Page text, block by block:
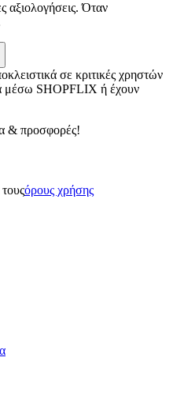
αξιολογήσεις. Όταν
σε κριτικές χρηστών
μέσω SHOPFLIX ή έχουν
& προσφορές!
όρους χρήσης